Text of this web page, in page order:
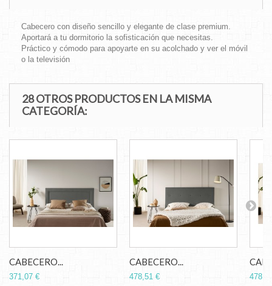
Cabecero con diseño sencillo y elegante de clase premium.
Aportará a tu dormitorio la sofisticación que necesitas.
Práctico y cómodo para apoyarte en su acolchado y ver el móvil
o la televisión
28 OTROS PRODUCTOS EN LA MISMA
CATEGORÍA:
CABECERO...
371,07 €
CABECERO...
478,51 €